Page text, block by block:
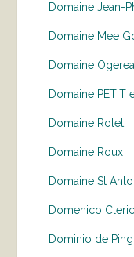
Domaine Jean-
Domaine Mee
Domaine
Domaine PETIT
Domaine Rolet
Domaine Roux
Domaine St
Domenico
Dominio de